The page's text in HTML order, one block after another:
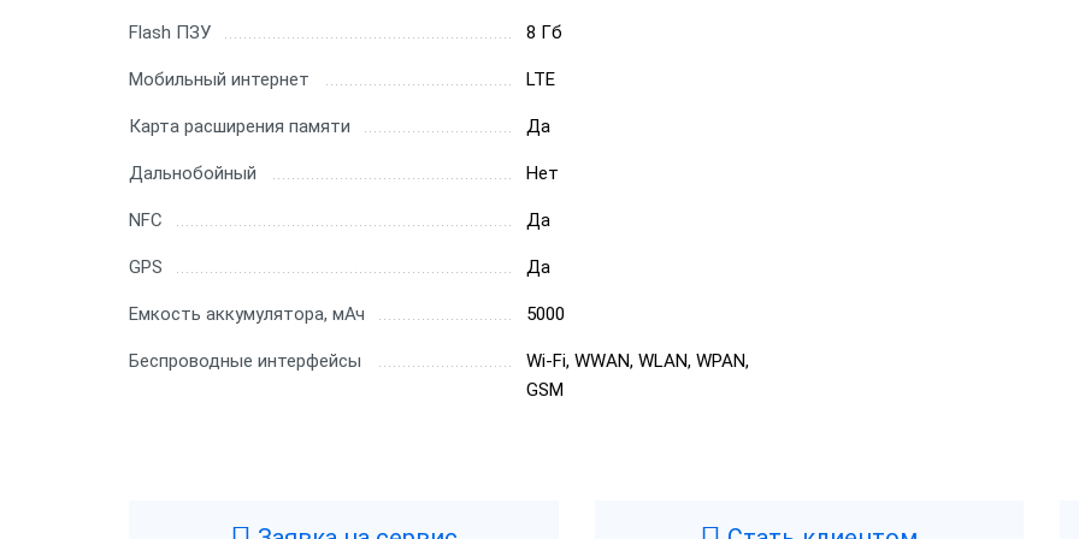
Flash ПЗУ 8 Гб
Мобильный интернет LTE
Карта расширения памяти Да
Дальнобойный Нет
NFC Да
GPS Да
Емкость аккумулятора, мАч 5000
Беспроводные интерфейсы
Wi-Fi, WWAN, WLAN, WPAN,
GSM